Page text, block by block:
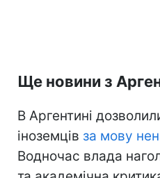
Ще новини з
В Аргентині
іноземців за мову
Водночас влада